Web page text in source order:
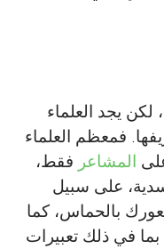
لكن يجد العلماء
فمعظم العلماء
المشاعر فقط،
على سبيل
بالحماس، كما
في ذلك تعبيرات